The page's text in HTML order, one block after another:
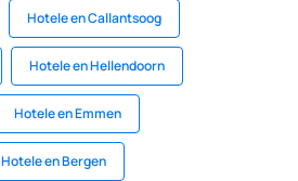
Hotele en Callantsoog
Hotele en Hellendoorn
Hotele en Emmen
Hotele en Bergen